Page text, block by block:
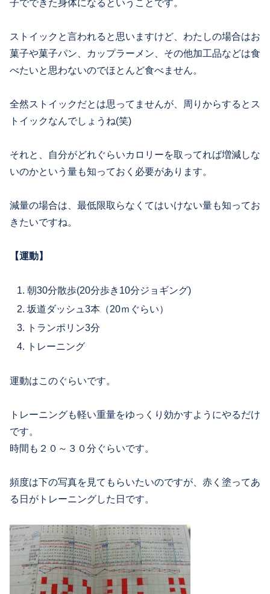
子でできた身体になるということです。
ストイックと言われると思いますけど、わたしの場合はお
菓子や菓子パン、カップラーメン、その他加工品などは食
べたいと思わないのでほとんど食べません。
全然ストイックだとは思ってませんが、周りからするとス
トイックなんでしょうね(笑)
それと、自分がどれぐらいカロリーを取ってれば増減しな
いのかという量も知っておく必要があります。
減量の場合は、最低限取らなくてはいけない量も知ってお
きたいですね。
【運動】
朝30分散歩(20分歩き10分ジョギング)
坂道ダッシュ3本（20ｍぐらい）
トランポリン3分
トレーニング
運動はこのぐらいです。
トレーニングも軽い重量をゆっくり効かすようにやるだけ
です。
時間も２０～３０分ぐらいです。
頻度は下の写真を見てもらいたいのですが、赤く塗ってあ
る日がトレーニングした日です。